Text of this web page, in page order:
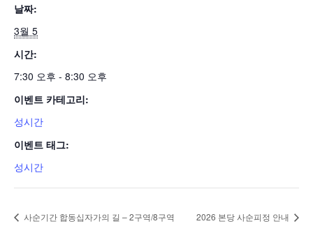
날짜:
3월 5
시간:
7:30 오후 - 8:30 오후
이벤트 카테고리:
성시간
이벤트 태그:
성시간
사순기간 합동십자가의 길 – 2구역/8구역 2026 본당 사순피정 안내